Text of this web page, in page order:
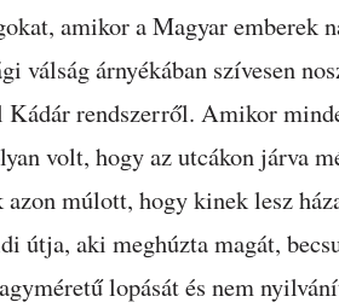
amikor a Magyar emberek
válság árnyékában szívesen
rendszerről. Amikor
volt, hogy az utcákon járva
múlott, hogy kinek lesz
útja, aki meghúzta magát,
lopását és nem